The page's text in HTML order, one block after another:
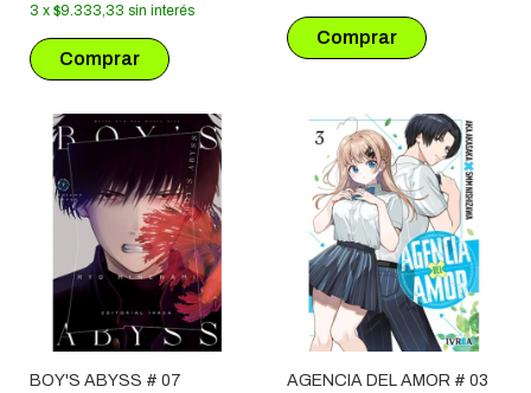
3 x $9.333,33 sin interés
BOY'S ABYSS # 07 AGENCIA DEL AMOR # 03